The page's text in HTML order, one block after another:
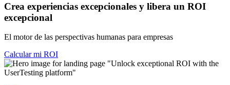
Crea experiencias excepcionales y libera un ROI
excepcional
El motor de las perspectivas humanas para empresas
Calcular mi ROI